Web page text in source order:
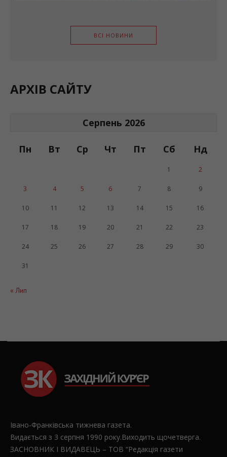
ВСІ НОВИНИ
АРХІВ САЙТУ
Серпень 2026
Пн Вт Ср Чт Пт Сб Нд
« Лип
1 2
3 4 5 6 7 8 9
10 11 12 13 14 15 16
17 18 19 20 21 22 23
24 25 26 27 28 29 30
31
Івано-Франківська тижнева газета.
Видається з 3 серпня 1990 року.Виходить щочетверга.
ЗАСНОВНИК І ВИДАВЕЦЬ – ТОВ “Редакція газети